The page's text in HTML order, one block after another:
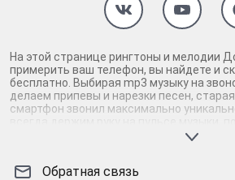
На этой странице рингтоны и мелодии
примерить ваш телефон, вы найдете и
бесплатно. Выбирая mp3 музыку на
делаем припевы и нарезки песен,
смартфон звонил максимально
всегда держим руку на пульсе музыки,
присутствуют только самые
телефона. Вам точно не будет стыдно
Обратная связь